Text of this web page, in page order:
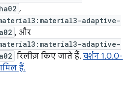
,
adaptive-
, और
adaptive-
रिलीज़ किए जाते हैं. वर्शन 1.0.0-
हैं.